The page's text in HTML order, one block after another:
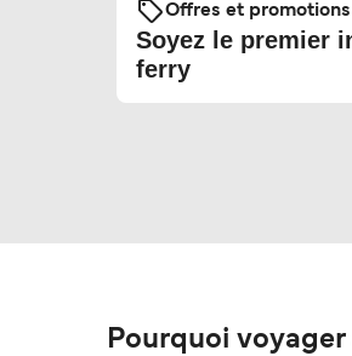
Offres et promotions
Soyez le premier
ferry
Pourquoi